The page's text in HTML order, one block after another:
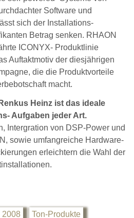
Software und
sich der Installations-
Betrag senken. RHAON
ICONYX- Produktlinie
Auftaktmotiv der diesjährigen
die die Produktvorteile
macht.
Heinz ist das ideale
Aufgaben jeder Art.
Intergration von DSP-Power und
sowie umfangreiche Hardware-
erleichtern die Wahl der
2008 Ton-Produkte